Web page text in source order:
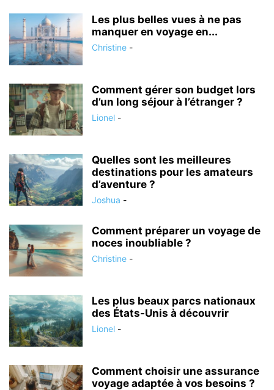
Les plus belles vues à ne pas
manquer en voyage en...
Christine -
Comment gérer son budget lors
d’un long séjour à l’étranger ?
Lionel -
Quelles sont les meilleures
destinations pour les amateurs
d’aventure ?
Joshua -
Comment préparer un voyage de
noces inoubliable ?
Christine -
Les plus beaux parcs nationaux
des États-Unis à découvrir
Lionel -
Comment choisir une assurance
voyage adaptée à vos besoins ?